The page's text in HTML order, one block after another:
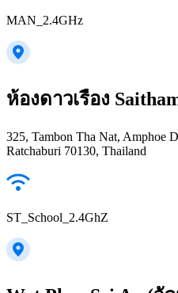
MAN_2.4GHz
ห้องดาวเรือง
325, Tambon Tha Nat, Amphoe
Ratchaburi 70130, Thailand
ST_School_2.4GhZ